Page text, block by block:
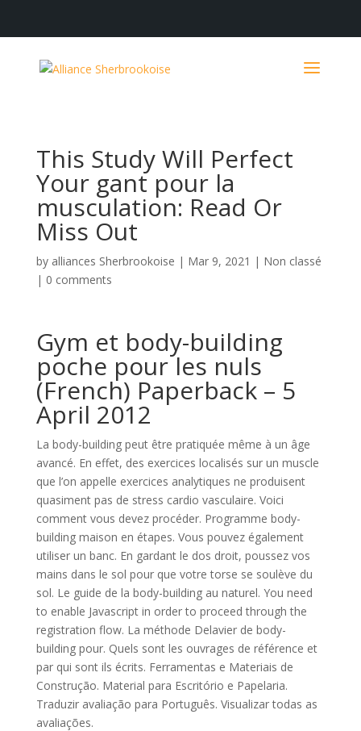
This Study Will Perfect
Your gant pour la
musculation: Read Or
Miss Out
by alliances Sherbrookoise | Mar 9, 2021 | Non classé
| 0 comments
Gym et body-building
poche pour les nuls
(French) Paperback – 5
April 2012
La body-building peut être pratiquée même à un âge
avancé. En effet, des exercices localisés sur un muscle
que l’on appelle exercices analytiques ne produisent
quasiment pas de stress cardio vasculaire. Voici
comment vous devez procéder. Programme body-
building maison en étapes. Vous pouvez également
utiliser un banc. En gardant le dos droit, poussez vos
mains dans le sol pour que votre torse se soulève du
sol. Le guide de la body-building au naturel. You need
to enable Javascript in order to proceed through the
registration flow. La méthode Delavier de body-
building pour. Quels sont les ouvrages de référence et
par qui sont ils écrits. Ferramentas e Materiais de
Construção. Material para Escritório e Papelaria.
Traduzir avaliação para Português. Visualizar todas as
avaliações.